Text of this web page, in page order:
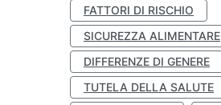
FATTORI DI RISCHIO
SICUREZZA ALIMENTARE
DIFFERENZE DI GENERE
TUTELA DELLA SALUTE